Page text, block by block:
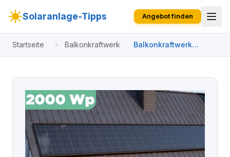
Solaranlage-Tipps Angebot finden
Startseite Balkonkraftwerk
Balkonkraftwerk
Ziegeldach 2000 Wp
W / Trina Solar / 500
Black) / Premium
Halterung / eine Reihe
quer / 4 Module